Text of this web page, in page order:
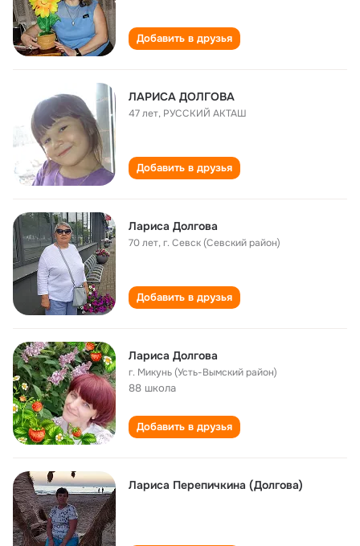
Добавить в друзья
ЛАРИСА ДОЛГОВА
47 лет, РУССКИЙ АКТАШ
Добавить в друзья
Лариса Долгова
70 лет,г. Севск (Севский район)
Добавить в друзья
Лариса Долгова
г. Микунь (Усть-Вымский район)
88 школа
Добавить в друзья
Лариса Перепичкина (Долгова)